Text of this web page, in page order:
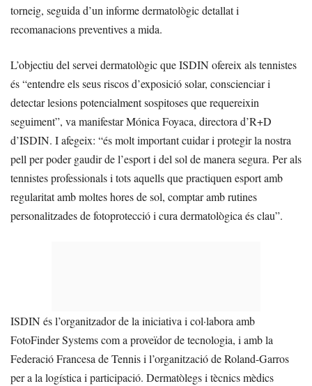
torneig, seguida d’un informe dermatològic detallat i
recomanacions preventives a mida.
L’objectiu del servei dermatològic que ISDIN ofereix als tennistes
és “entendre els seus riscos d’exposició solar, conscienciar i
detectar lesions potencialment sospitoses que requereixin
seguiment”, va manifestar Mónica Foyaca, directora d’R+D
d’ISDIN. I afegeix: “és molt important cuidar i protegir la nostra
pell per poder gaudir de l’esport i del sol de manera segura. Per als
tennistes professionals i tots aquells que practiquen esport amb
regularitat amb moltes hores de sol, comptar amb rutines
personalitzades de fotoprotecció i cura dermatològica és clau”.
ISDIN és l’organitzador de la iniciativa i col·labora amb
FotoFinder Systems com a proveïdor de tecnologia, i amb la
Federació Francesa de Tennis i l’organització de Roland-Garros
per a la logística i participació. Dermatòlegs i tècnics mèdics